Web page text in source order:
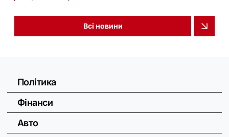
Всі новини
Політика
Фінанси
Авто